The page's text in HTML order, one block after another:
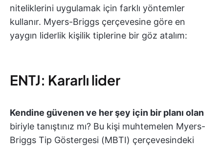
niteliklerini uygulamak için farklı yöntemler
kullanır. Myers-Briggs çerçevesine göre en
yaygın liderlik kişilik tiplerine bir göz atalım:
ENTJ: Kararlı lider
Kendine güvenen ve her şey için bir planı olan
biriyle tanıştınız mı? Bu kişi muhtemelen Myers-
Briggs Tip Göstergesi (MBTI) çerçevesindeki